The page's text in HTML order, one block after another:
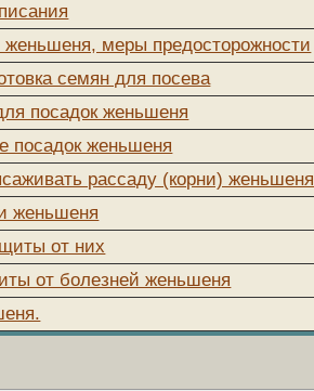
меры предосторожности
семян для посева
посадок женьшеня
посадок женьшеня
рассаду (корни) женьшеня
женьшеня
от них
от болезней женьшеня